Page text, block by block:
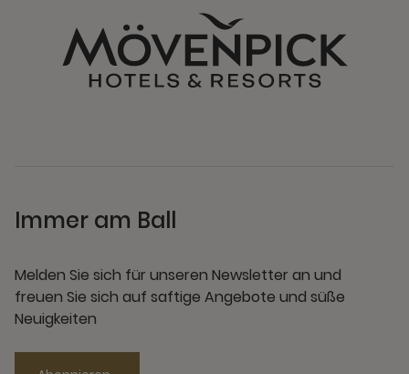
Immer am Ball
Melden Sie sich für unseren Newsletter an und
freuen Sie sich auf saftige Angebote und süße
Neuigkeiten